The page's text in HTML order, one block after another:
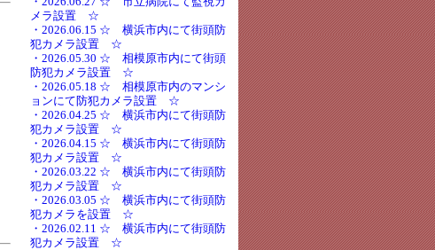
メラ設置 ☆
・2026.06.15 ☆ 横浜市内にて街頭防
犯カメラ設置 ☆
・2026.05.30 ☆ 相模原市内にて街頭
防犯カメラ設置 ☆
・2026.05.18 ☆ 相模原市内のマンシ
ョンにて防犯カメラ設置 ☆
・2026.04.25 ☆ 横浜市内にて街頭防
犯カメラ設置 ☆
・2026.04.15 ☆ 横浜市内にて街頭防
犯カメラ設置 ☆
・2026.03.22 ☆ 横浜市内にて街頭防
犯カメラ設置 ☆
・2026.03.05 ☆ 横浜市内にて街頭防
犯カメラを設置 ☆
・2026.02.11 ☆ 横浜市内にて街頭防
犯カメラ設置 ☆